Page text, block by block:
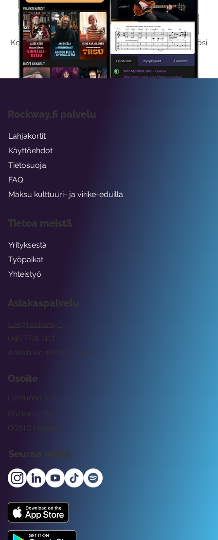
Kokeile Ilmaiseksi
Kokeilemalla ilmaiseksi saat koko sisältömme käyttöösi
viikon ajaksi.
Asiakaspalvelu
tuki@rockway.fi
Arkisin klo 09:00 -15:00
045 7731 1111
Osoite
Rockway Oy
Lemuntie 3-5
00510 Helsinki
Seuraa meitä
Rockway.fi palvelu
Lahjakortit
Käyttöehdot
Tietosuoja
FAQ
Maksu kulttuuri- ja virike-eduilla
Tietoa meistä
Yrityksestä
Työpaikat
Yhteistyö